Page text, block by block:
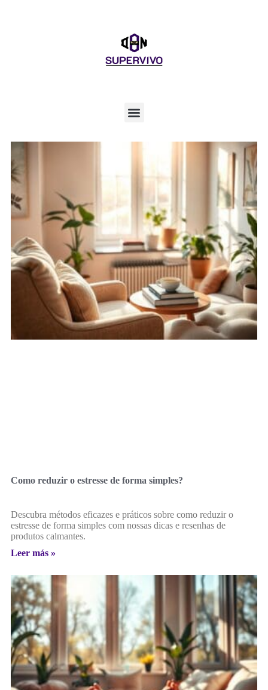
Como reduzir o estresse de forma simples?
Descubra métodos eficazes e práticos sobre como reduzir o
estresse de forma simples com nossas dicas e resenhas de
produtos calmantes.
Leer más »